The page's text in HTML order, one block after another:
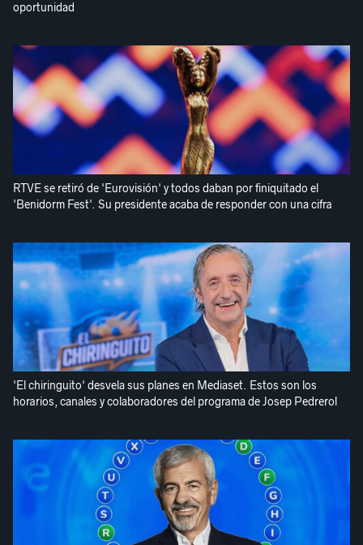
oportunidad
RTVE se retiró de 'Eurovisión' y todos daban por finiquitado el
'Benidorm Fest'. Su presidente acaba de responder con una cifra
'El chiringuito' desvela sus planes en Mediaset. Estos son los
horarios, canales y colaboradores del programa de Josep Pedrerol